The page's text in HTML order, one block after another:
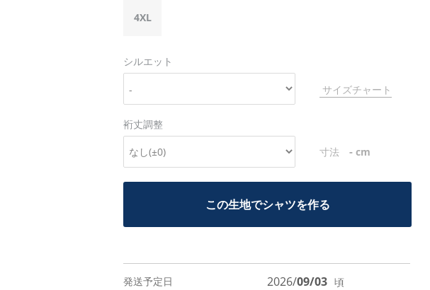
4XL
シルエット
サイズチャート
裄丈調整
寸法 -cm
この生地でシャツを作る
発送予定日 2026/09/03 頃